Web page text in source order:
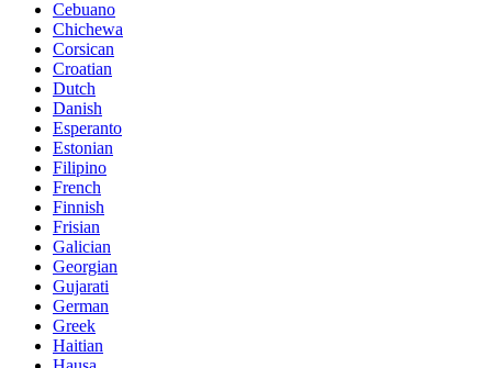
Cebuano
Chichewa
Corsican
Croatian
Dutch
Danish
Esperanto
Estonian
Filipino
French
Finnish
Frisian
Galician
Georgian
Gujarati
German
Greek
Haitian